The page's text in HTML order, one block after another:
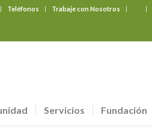
Teléfonos Trabaje con Nosotros
Servicios Fundación